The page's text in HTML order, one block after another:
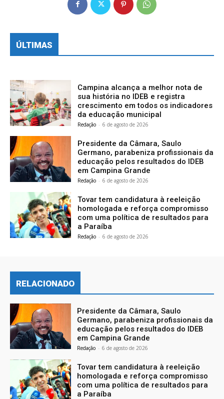
ÚLTIMAS
Campina alcança a melhor nota de
sua história no IDEB e registra
crescimento em todos os indicadores
da educação municipal
Redação - 6 de agosto de 2026
Presidente da Câmara, Saulo
Germano, parabeniza profissionais da
educação pelos resultados do IDEB
em Campina Grande
Redação - 6 de agosto de 2026
Tovar tem candidatura à reeleição
homologada e reforça compromisso
com uma política de resultados para
a Paraíba
Redação - 6 de agosto de 2026
RELACIONADO
Presidente da Câmara, Saulo
Germano, parabeniza profissionais da
educação pelos resultados do IDEB
em Campina Grande
Redação - 6 de agosto de 2026
Tovar tem candidatura à reeleição
homologada e reforça compromisso
com uma política de resultados para
a Paraíba